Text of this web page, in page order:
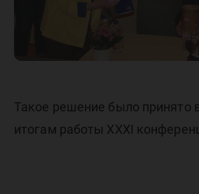
Такое решение было принято
итогам работы XXXI